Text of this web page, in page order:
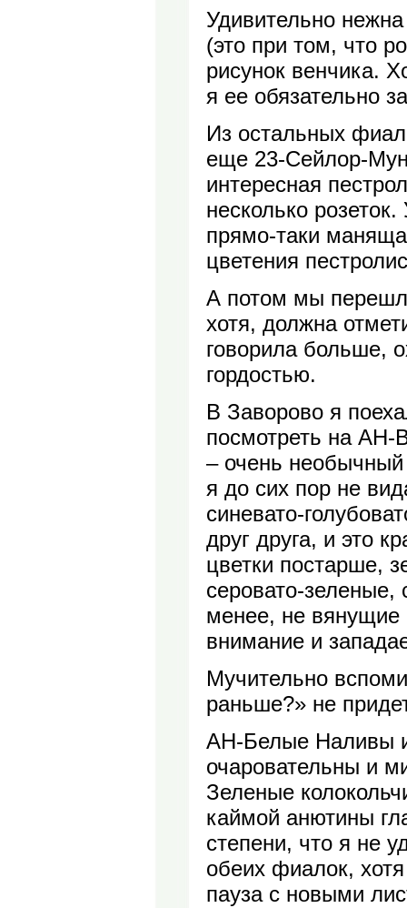
Удивительно
(это при том, что
рисунок венчика.
я ее обязательно
Из остальных
еще 23-Сейлор-
интересная
несколько
прямо-таки
цветения
А потом мы
хотя, должна
говорила больше,
гордостью.
В Заворово я
посмотреть на АН-
– очень
я до сих пор не
синевато-
друг друга, и это
цветки постарше,
серовато-зеленые,
менее, не вянущие
внимание и
Мучительно
раньше?» не
АН-Белые Наливы
очаровательны и
Зеленые
каймой анютины
степени, что я не
обеих фиалок,
пауза с новыми